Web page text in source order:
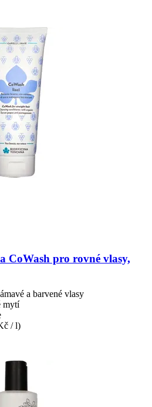
CoWash pro rovné vlasy,
a barvené vlasy
mytí
/ l)